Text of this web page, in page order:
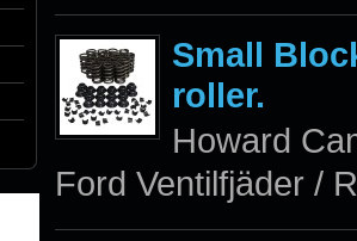
Small
roller.
Howard
Ford Ventilfjäder /